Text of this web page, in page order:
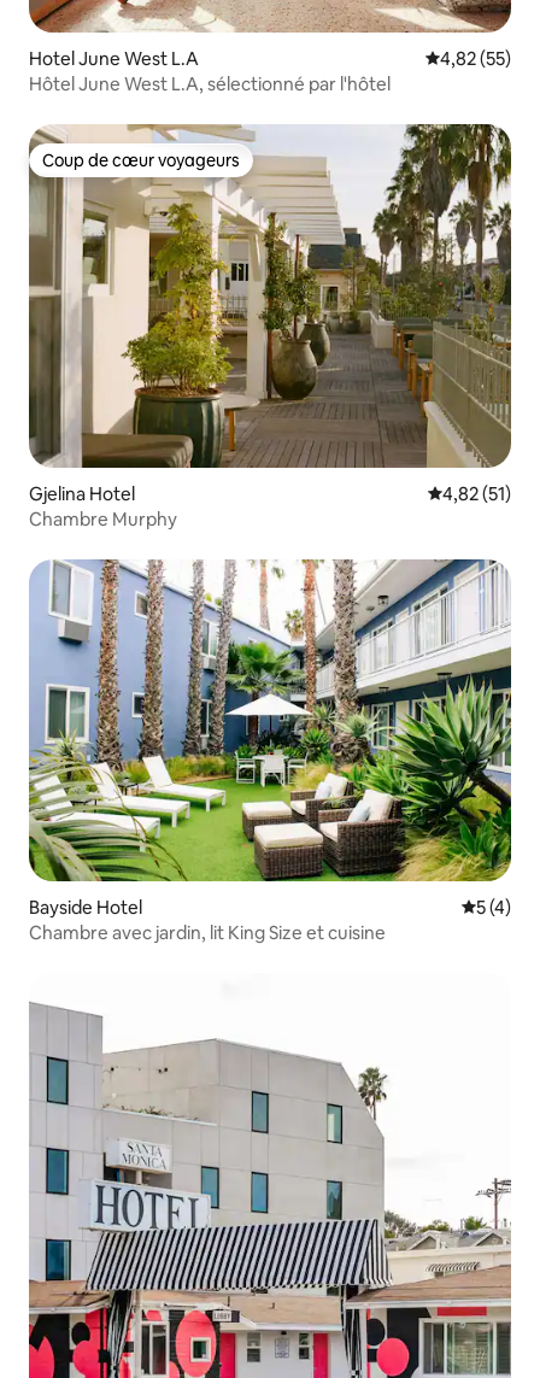
Hotel June West L.A Évaluation
4,82 (55)
Hôtel June West L.A, sélectionné par l'hôtel
Coup de cœur voyageurs
Coup de cœur voyageurs
Gjelina Hotel Évaluation
4,82 (51)
Chambre Murphy
Bayside Hotel
5 (4)
Chambre avec jardin, lit King Size et cuisine